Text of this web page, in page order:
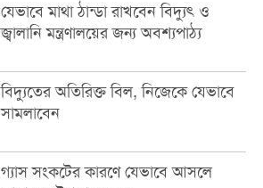
যেভাবে মাথা ঠান্ডা রাখবেন বিদ্যুৎ ও
জ্বালানি মন্ত্রণালয়ের জন্য অবশ্যপাঠ্য
বিদ্যুতের অতিরিক্ত বিল, নিজেকে যেভাবে
সামলাবেন
গ্যাস সংকটের কারণে যেভাবে আসলে